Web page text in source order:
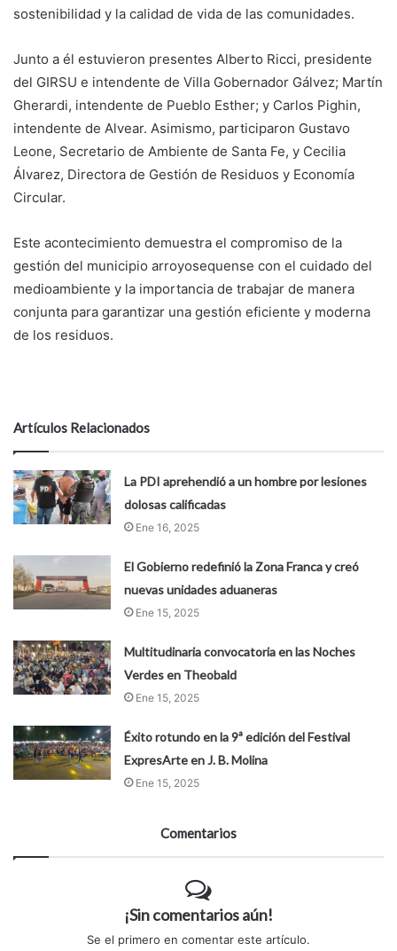
sostenibilidad y la calidad de vida de las comunidades.
Junto a él estuvieron presentes Alberto Ricci, presidente
del GIRSU e intendente de Villa Gobernador Gálvez; Martín
Gherardi, intendente de Pueblo Esther; y Carlos Pighin,
intendente de Alvear. Asimismo, participaron Gustavo
Leone, Secretario de Ambiente de Santa Fe, y Cecilia
Álvarez, Directora de Gestión de Residuos y Economía
Circular.
Este acontecimiento demuestra el compromiso de la
gestión del municipio arroyosequense con el cuidado del
medioambiente y la importancia de trabajar de manera
conjunta para garantizar una gestión eficiente y moderna
de los residuos.
Artículos Relacionados
La PDI aprehendió a un hombre por lesiones
dolosas calificadas
Ene 16, 2025
El Gobierno redefinió la Zona Franca y creó
nuevas unidades aduaneras
Ene 15, 2025
Multitudinaria convocatoria en las Noches
Verdes en Theobald
Ene 15, 2025
Éxito rotundo en la 9ª edición del Festival
ExpresArte en J. B. Molina
Ene 15, 2025
Comentarios
¡Sin comentarios aún!
Se el primero en comentar este artículo.